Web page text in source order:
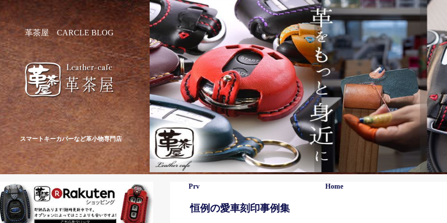
革茶屋 CARCLE BLOG
スマートキーカバーなど革小物専門店
Prv Home
恒例の愛車刻印事例集